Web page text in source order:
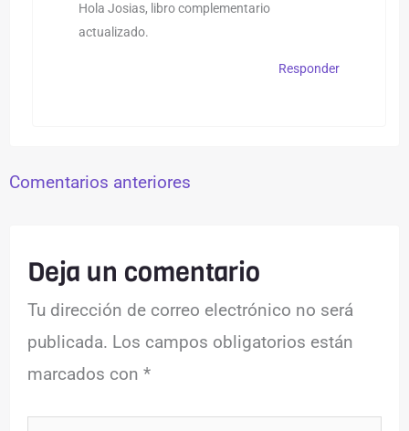
Hola Josias, libro complementario
actualizado.
Responder
Comentarios anteriores
Deja un comentario
Tu dirección de correo electrónico no será
publicada. Los campos obligatorios están
marcados con*